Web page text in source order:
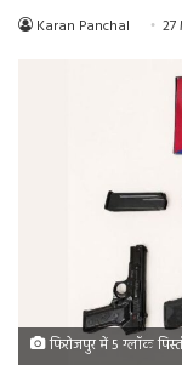
Karan Panchal 27
फिरोजपुर में 5 ग्लॉक